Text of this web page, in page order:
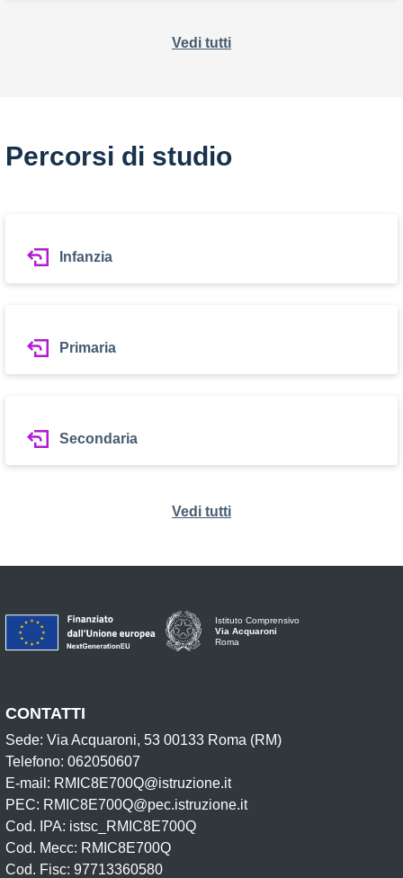
Vedi tutti
Percorsi di studio
Infanzia
Primaria
Secondaria
Vedi tutti
Istituto Comprensivo
Via Acquaroni
Roma
CONTATTI
Sede: Via Acquaroni, 53 00133 Roma (RM)
Telefono: 062050607
E-mail: RMIC8E700Q@istruzione.it
PEC: RMIC8E700Q@pec.istruzione.it
Cod. IPA: istsc_RMIC8E700Q
Cod. Mecc: RMIC8E700Q
Cod. Fisc: 97713360580